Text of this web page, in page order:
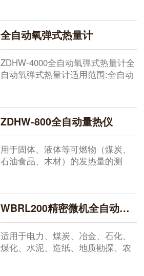
值测定法》的要求。...
全自动氧弹式热量计
ZDHW-4000全自动氧弹式热量计全
自动氧弹式热量计适用范围:全自动
体物质的发热量以及炸药爆能，全
自动量热仪符合GB/T213-2008《煤
的发热量测定方法》的要求。全自
动氧弹式热量计功能特点:全自动量
热仪的采用高级进口单片机系统来
控制仪器实现自动充水，自动调
ZDHW-800全自动量热仪
用于固体、液体等可燃物（煤炭、
石油食品、木材）的发热量的测
WBRL200精密微机全自动量热仪
适用于电力、煤炭、冶金、石化、
煤化、水泥、造纸、地质勘探、农